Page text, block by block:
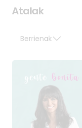
Atalak
Berrienak